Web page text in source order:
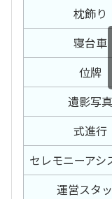
枕飾り
寝台車
位牌
遺影写真
式進行
セレモニーアシ
運営スタ